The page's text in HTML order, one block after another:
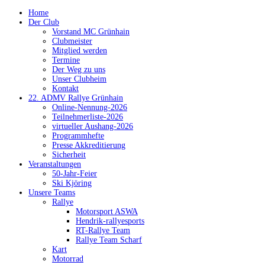
Home
Der Club
Vorstand MC Grünhain
Clubmeister
Mitglied werden
Termine
Der Weg zu uns
Unser Clubheim
Kontakt
22. ADMV Rallye Grünhain
Online-Nennung-2026
Teilnehmerliste-2026
virtueller Aushang-2026
Programmhefte
Presse Akkreditierung
Sicherheit
Veranstaltungen
50-Jahr-Feier
Ski Kjöring
Unsere Teams
Rallye
Motorsport ASWA
Hendrik-rallyesports
RT-Rallye Team
Rallye Team Scharf
Kart
Motorrad